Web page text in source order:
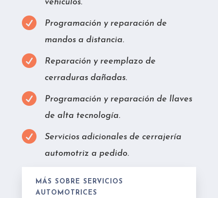
vehículos.

Programación y reparación de
mandos a distancia.

Reparación y reemplazo de
cerraduras dañadas.

Programación y reparación de llaves
de alta tecnología.

Servicios adicionales de cerrajería
automotriz a pedido.
MÁS SOBRE SERVICIOS
AUTOMOTRICES